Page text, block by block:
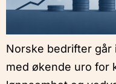
Norske bedrifter går
med økende uro for